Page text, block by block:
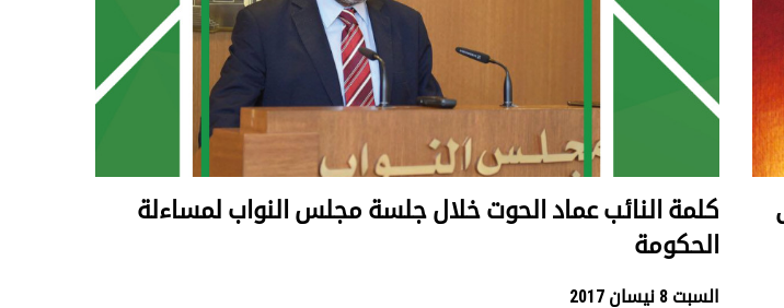
كلمة النائب عماد الحوت خلال جلسة مجلس النواب لمساءلة
الحكومة
السبت 8 نيسان 2017